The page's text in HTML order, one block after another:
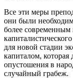
Все эти меры
они были
более современным
для новой стадии
капиталом,
опустошения в
случайный грабеж.